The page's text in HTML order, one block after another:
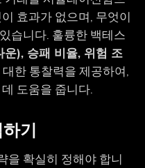
효과가 없으며, 무엇이
습니다. 훌륭한 백테스
), 승패 비율, 위험 조
한 통찰력을 제공하여,
도움을 줍니다.
기
을 확실히 정해야 합니